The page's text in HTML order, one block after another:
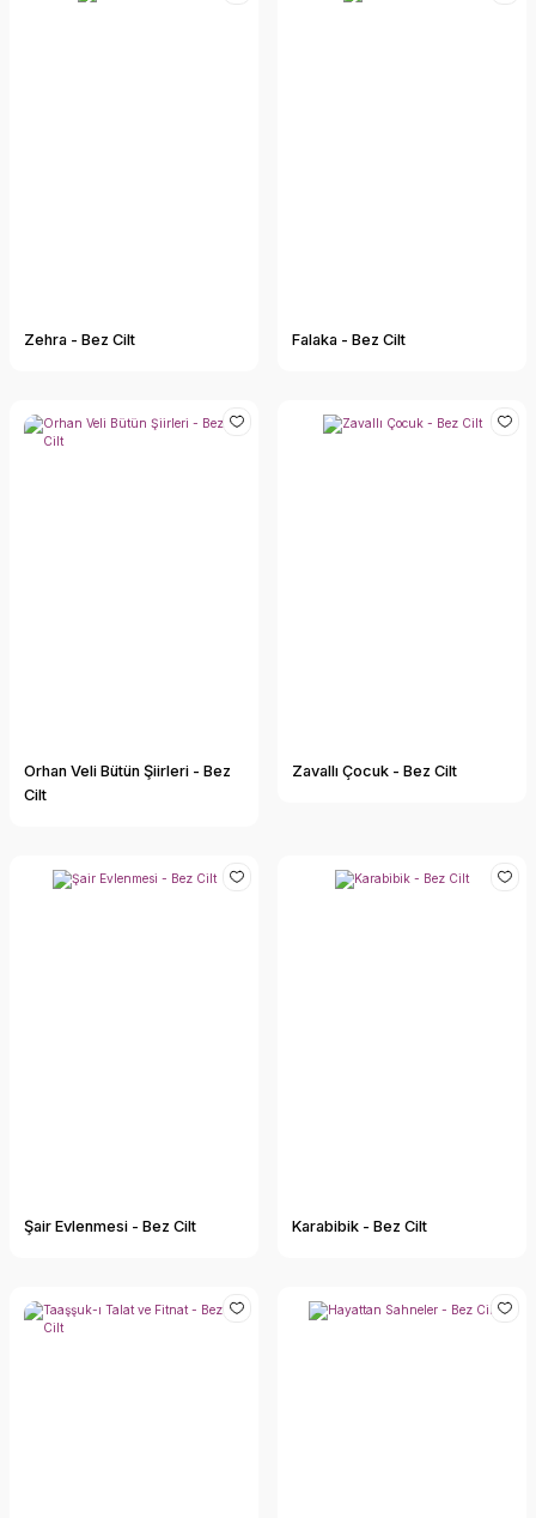
Zehra - Bez Cilt Falaka - Bez Cilt
Orhan Veli Bütün Şiirleri - Bez
Cilt
Zavallı Çocuk - Bez Cilt
Şair Evlenmesi - Bez Cilt Karabibik - Bez Cilt